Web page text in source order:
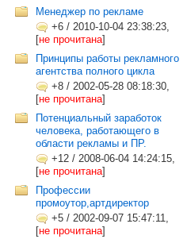
Менеджер по рекламе
+6 / 2010-10-04 23:38:23,
[не прочитана]
Принципы работы рекламного
агентства полного цикла
+8 / 2002-05-28 08:18:30,
[не прочитана]
Потенциальный заработок
человека, работающего в
области рекламы и ПР.
+12 / 2008-06-04 14:24:15,
[не прочитана]
Профессии
промоутор,артдиректор
+5 / 2002-09-07 15:47:11,
[не прочитана]